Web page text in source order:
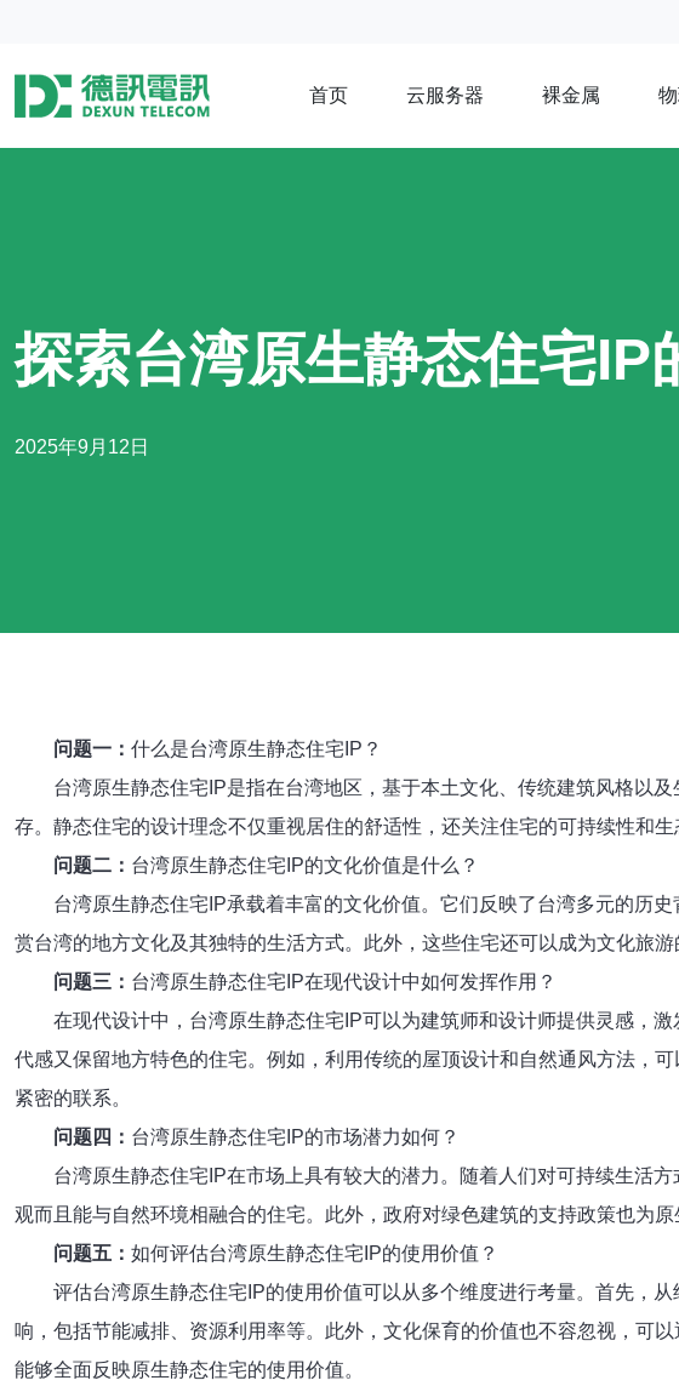
首页 云服务器 裸金属
探索台湾原生静态住宅IP
2025年9月12日
问题一： 什么是台湾原生静态住宅IP？
台湾原生静态住宅IP是指在台湾地区，基于本土文化、传统建筑风格以
存。静态住宅的设计理念不仅重视居住的舒适性，还关注住宅的可持续性和生
问题二： 台湾原生静态住宅IP的文化价值是什么？
台湾原生静态住宅IP承载着丰富的文化价值。它们反映了台湾多元的历
赏台湾的地方文化及其独特的生活方式。此外，这些住宅还可以成为文化旅
问题三： 台湾原生静态住宅IP在现代设计中如何发挥作用？
在现代设计中，台湾原生静态住宅IP可以为建筑师和设计师提供灵感，
代感又保留地方特色的住宅。例如，利用传统的屋顶设计和自然通风方法，
紧密的联系。
问题四： 台湾原生静态住宅IP的市场潜力如何？
台湾原生静态住宅IP在市场上具有较大的潜力。随着人们对可持续生活
观而且能与自然环境相融合的住宅。此外，政府对绿色建筑的支持政策也为
问题五： 如何评估台湾原生静态住宅IP的使用价值？
评估台湾原生静态住宅IP的使用价值可以从多个维度进行考量。首先，
响，包括节能减排、资源利用率等。此外，文化保育的价值也不容忽视，可
能够全面反映原生静态住宅的使用价值。